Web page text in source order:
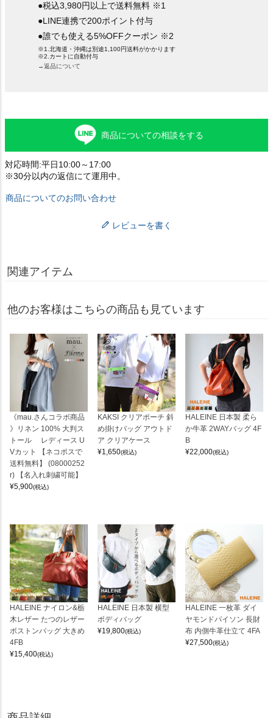
●税込3,980円以上で送料無料 ※1
●LINE連携で200ポイント付与
●誰でも使える5%OFFクーポン ※2
※1.北海道・沖縄は別途1,100円送料がかかります
※2.カートに自動付与
→返品について
商品についての相談をする
対応時間:平日10:00～17:00
※30分以内の返信にて運用中。
商品についてのお問い合わせ
レビューを書く
関連アイテム
他のお客様はこちらの商品も見ています
《mau.さんコラボ商品
》リネン 100% 大判ス
トール レディース U
Vカット 【ネコポスで
送料無料】 (08000252
r) 【名入れ刺繍可能】
¥5,900(税込)
KAKSI クリアポーチ 斜
め掛けバッグ アウトド
ア クリアケース
¥1,650(税込)
HALEINE 日本製 柔ら
か牛革 2WAYバッグ 4F
B
¥22,000(税込)
HALEINE ナイロン&栃
木レザー たつのレザー
ボストンバッグ 大きめ
4FB
¥15,400(税込)
HALEINE 日本製 横型
ボディバッグ
¥19,800(税込)
HALEINE 一枚革 ダイ
ヤモンドパイソン 長財
布 内側牛革仕立て 4FA
¥27,500(税込)